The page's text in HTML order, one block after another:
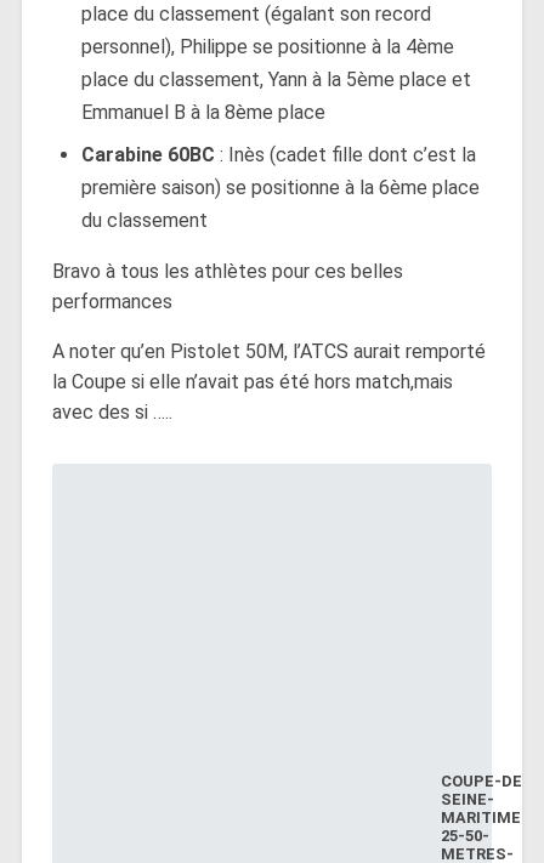
place du classement (égalant son record
personnel), Philippe se positionne à la 4ème
place du classement, Yann à la 5ème place et
Emmanuel B à la 8ème place
Carabine 60BC : Inès (cadet fille dont c’est la
première saison) se positionne à la 6ème place
du classement
Bravo à tous les athlètes pour ces belles
performances
A noter qu’en Pistolet 50M, l’ATCS aurait remporté
la Coupe si elle n’avait pas été hors match,mais
avec des si …..
COUPE-DE-
SEINE-
MARITIME-
25-50-
METRES-